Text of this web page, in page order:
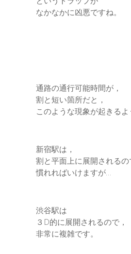
なかなかに凶悪ですね。
通路の通行可能時間が，
割と短い箇所だと，
このような現象が起きるよ
新宿駅は，
割と平面上に展開されるの
慣れればいけますが…
渋谷駅は
３D的に展開されるので，
非常に複雑です。